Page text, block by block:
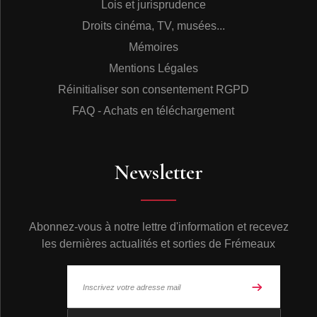
Au cœur de l’Isère, entre Lyon et Grenoble ou Saint-
Marcellin et Voiron, le pays Antonin étale ses collines et
Vercors. Le massif forestier de Chambaran recouvre les
hauteurs autour de Roybon, Saint-Pierre de Bressieux
enregistré durant plusieurs séances espacées sur le
été réalisés sur un magnétophone de type R DAT
Une réalisation de Pierre Huguet
Textes écrits par Olivier Tostain
couverture) et Alexis Nouailhat (pour l’intérieur du livret)
Répertoire alphabétique des espèces audibles dans ce
Lois et jurisprudence
Droits cinéma, TV, musées...
Mémoires
Mentions Légales
Réinitialiser son consentement RGPD
FAQ - Achats en téléchargement
Newsletter
Abonnez-vous à notre lettre d'information et recevez
les dernières actualités et sorties de Frémeaux